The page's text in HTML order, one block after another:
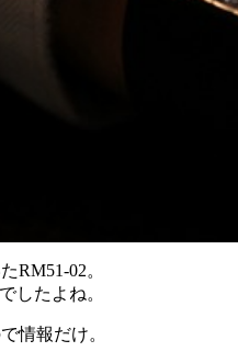
RM51-02。
したよね。
情報だけ。